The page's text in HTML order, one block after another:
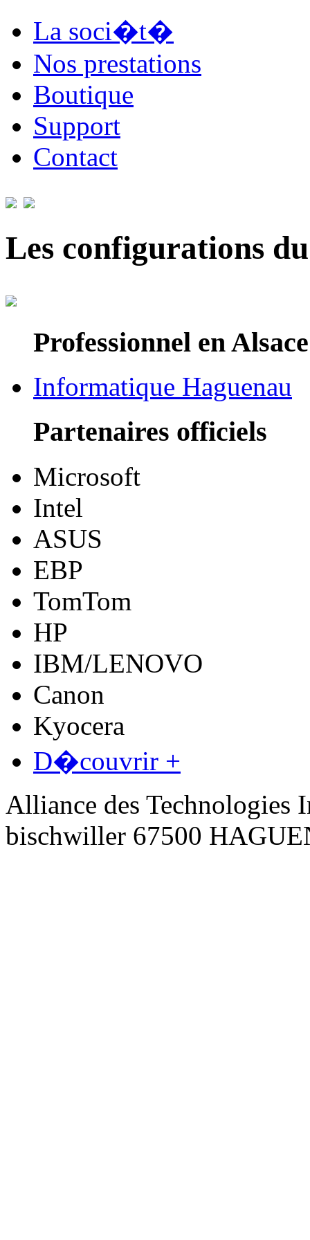
La soci�t�
Nos prestations
Boutique
Support
Contact
Les configurations
Professionnel en Alsace
Informatique Haguenau
Partenaires officiels
Microsoft
Intel
ASUS
EBP
TomTom
HP
IBM/LENOVO
Canon
Kyocera
D�couvrir +
Alliance des Technologies
bischwiller 67500